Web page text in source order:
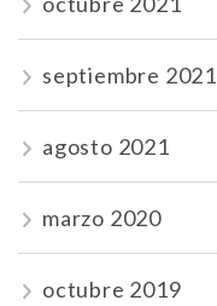
septiembre 2021
agosto 2021
marzo 2020
octubre 2019